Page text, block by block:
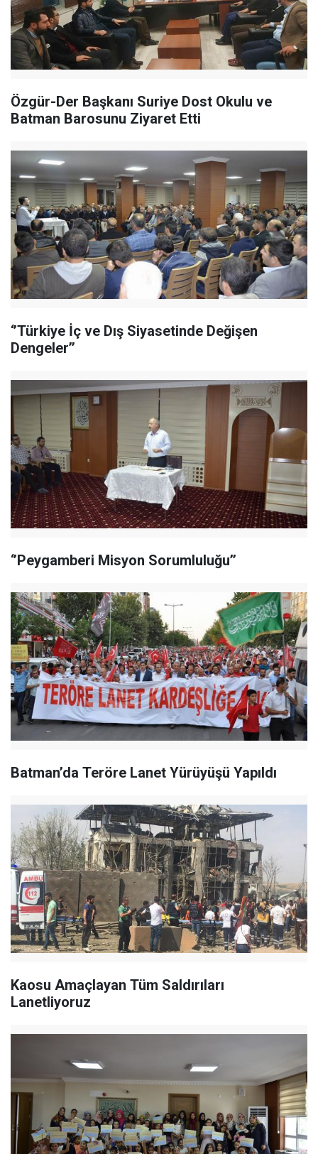
Özgür-Der Başkanı Suriye Dost Okulu ve
Batman Barosunu Ziyaret Etti
‘’Türkiye İç ve Dış Siyasetinde Değişen
Dengeler’’
‘’Peygamberi Misyon Sorumluluğu’’
Batman’da Teröre Lanet Yürüyüşü Yapıldı
Kaosu Amaçlayan Tüm Saldırıları
Lanetliyoruz